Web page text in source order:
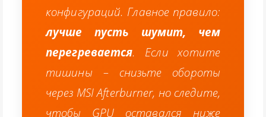
конфигураций. Главное правило:
лучше пусть шумит, чем
перегревается. Если хотите
тишины – снизьте обороты
через MSI Afterburner, но следите,
чтобы GPU оставался ниже